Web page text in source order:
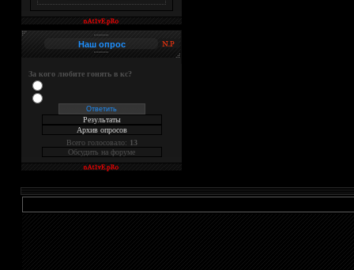
Наш опрос
За кого любите гонять в кс?
Результаты
Архив опросов
Всего голосовало: 13
Обсудить на форуме